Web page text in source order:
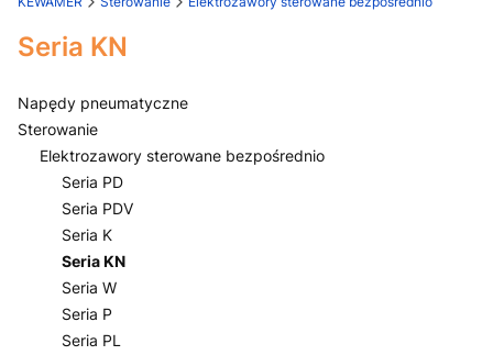
Seria KN
Napędy pneumatyczne
Sterowanie
Elektrozawory sterowane bezpośrednio
Seria PD
Seria PDV
Seria K
Seria KN
Seria W
Seria P
Seria PL